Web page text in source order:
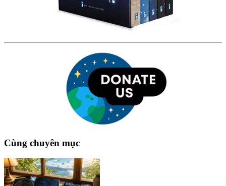
Cùng chuyên mục